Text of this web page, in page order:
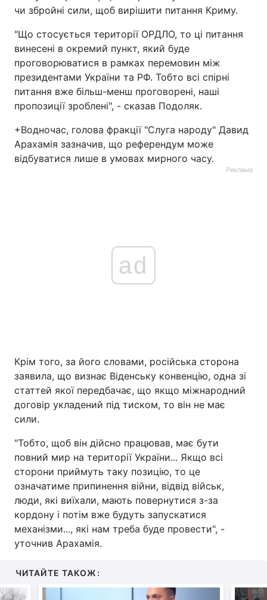
чи збройні сили, щоб вирішити питання Криму.
"Що стосується території ОРДЛО, то ці питання
винесені в окремий пункт, який буде
проговорюватися в рамках перемовин між
президентами України та РФ. Тобто всі спірні
питання вже більш-менш проговорені, наші
пропозиції зроблені", - сказав Подоляк.
+Водночас, голова фракції "Слуга народу" Давид
Арахамія зазначив, що референдум може
відбуватися лише в умовах мирного часу.
Реклама
ad
Крім того, за його словами, російська сторона
заявила, що визнає Віденську конвенцію, одна зі
статтей якої передбачає, що якщо міжнародний
договір укладений під тиском, то він не має
сили.
"Тобто, щоб він дійсно працював, має бути
повний мир на території України... Якщо всі
сторони приймуть таку позицію, то це
означатиме припинення війни, відвід військ,
люди, які виїхали, мають повернутися з-за
кордону і потім вже будуть запускатися
механізми..., які нам треба буде провести", -
уточнив Арахамія.
ЧИТАЙТЕ ТАКОЖ: